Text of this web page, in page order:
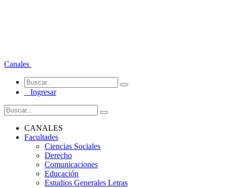
Canales
Ingresar
CANALES
Facultades
Ciencias Sociales
Derecho
Comunicaciones
Educación
Estudios Generales Letras